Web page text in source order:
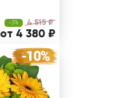
-3% 4 515 ₽
от 4 380 ₽